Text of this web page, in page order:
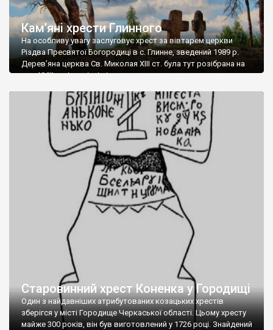
Кам’яні хрести Глинного
На особливу увагу заслуговує хрест за вівтарем церкви
Різдва Пресвятої Богородиці в с. Глинне, зведений 1989 р.
Дерев’яна церква Св. Миколая ХІІІ ст. була тут розібрана на
поч. XVIII ст. і на місці вівтаря поставили величавого
спалили комуністи у 1982-му. Уціліла реліквія оригінальна
формами: з прямими […]
Старовинний хрест Коненка у Городищі
Один з найдавніших атрибутованих козацьких хрестів
зберігся у місті Городище Черкаської області. Цьому хресту
майже 300 років, він був виготовлений у 1726 році. Знайдений